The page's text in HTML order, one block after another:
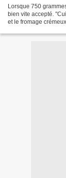
Lorsque 750
bien vite accepté.
et le fromage